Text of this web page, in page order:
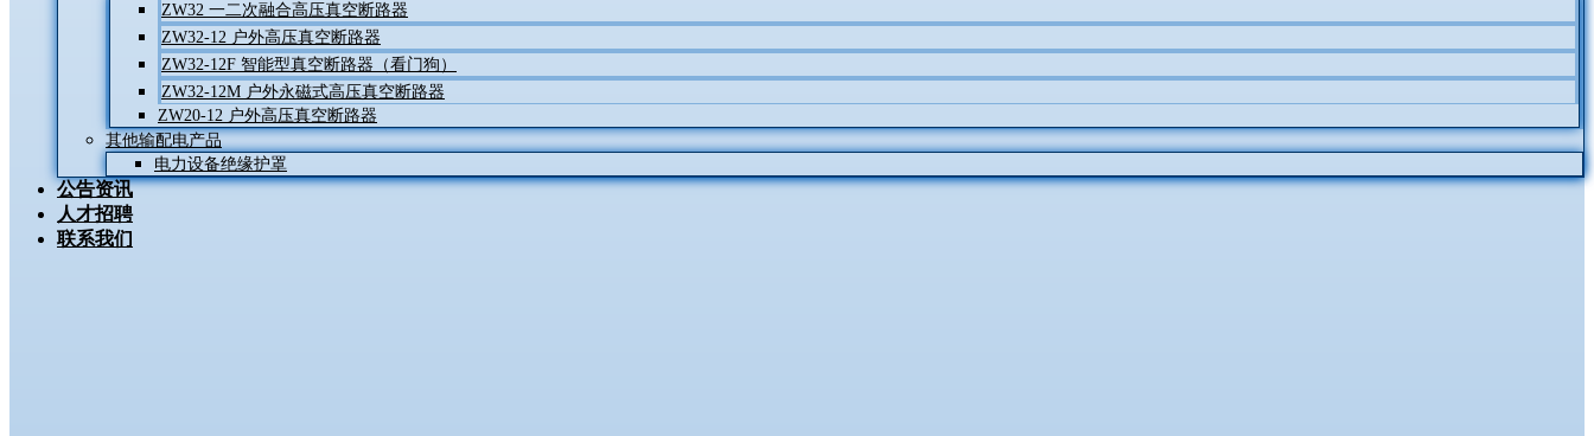
ZW32 一二次融合高压真空断路器
ZW32-12 户外高压真空断路器
ZW32-12F 智能型真空断路器（看门狗）
ZW32-12M 户外永磁式高压真空断路器
ZW20-12 户外高压真空断路器
其他输配电产品
电力设备绝缘护罩
公告资讯
人才招聘
联系我们